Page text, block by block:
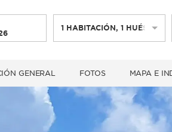
1 HABITACIÓN,1 HUÉSPED
GENERAL FOTOS MAPA E